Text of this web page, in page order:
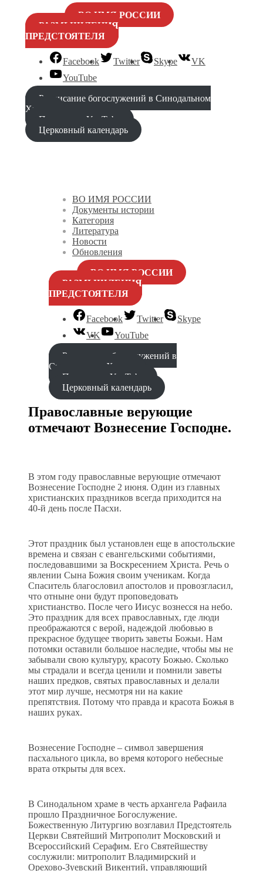
ВО ИМЯ РОССИИ
РАЗМЫШЛЕНИЯ
ПРЕДСТОЯТЕЛЯ
Facebook Twitter Skype
VK
YouTube
Расписание богослужений в Синодальном
Храме
Проповеди YouTube
Церковный календарь
ВО ИМЯ РОССИИ
Документы истории
Категория
Литература
Новости
Обновления
ВО ИМЯ РОССИИ
РАЗМЫШЛЕНИЯ
ПРЕДСТОЯТЕЛЯ
Facebook Twitter
Skype
VK
YouTube
Расписание богослужений в
Синодальном Храме
Проповеди YouTube
Церковный календарь
Православные верующие
отмечают Вознесение Господне.
В этом году православные верующие отмечают
Вознесение Господне 2 июня. Один из главных
христианских праздников всегда приходится на
40-й день после Пасхи.
Этот праздник был установлен еще в апостольские
времена и связан с евангельскими событиями,
последовавшими за Воскресением Христа. Речь о
явлении Сына Божия своим ученикам. Когда
Спаситель благословил апостолов и провозгласил,
что отныне они будут проповедовать
христианство. После чего Иисус вознесся на небо.
Это праздник для всех православных, где люди
преображаются с верой, надеждой любовью в
прекрасное будущее творить заветы Божьи. Нам
потомки оставили большое наследие, чтобы мы не
забывали свою культуру, красоту Божью. Сколько
мы страдали и всегда ценили и помнили заветы
наших предков, святых православных и делали
этот мир лучше, несмотря ни на какие
препятствия. Потому что правда и красота Божья в
наших руках.
Вознесение Господне – символ завершения
пасхального цикла, во время которого небесные
врата открыты для всех.
В Синодальном храме в честь архангела Рафаила
прошло Праздничное Богослужение.
Божественную Литургию возглавил Предстоятель
Церкви Святейший Митрополит Московский и
Всероссийский Серафим. Его Святейшеству
сослужили: митрополит Владимирский и
Орехово-Зуевский Викентий, управляющий